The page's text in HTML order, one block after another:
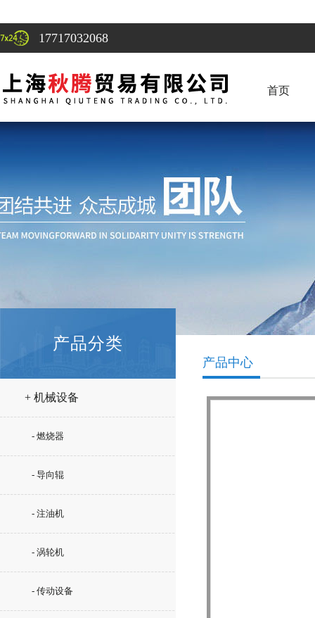
17717032068
首页
产品分类
+ 机械设备
- 燃烧器
- 导向辊
- 注油机
- 涡轮机
- 传动设备
产品中心